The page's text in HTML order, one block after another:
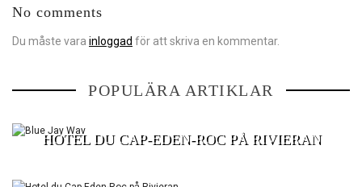
No comments
Du måste vara inloggad för att skriva en kommentar.
POPULÄRA ARTIKLAR
BLUE JAY WAY
HOTEL DU CAP-EDEN-ROC PÅ RIVIERAN